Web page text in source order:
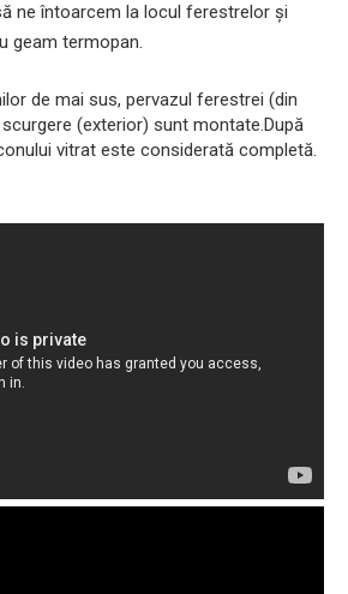
ne întoarcem la locul ferestrelor și
geam termopan.
de mai sus, pervazul ferestrei (din
(exterior) sunt montate.După
vitrat este considerată completă.